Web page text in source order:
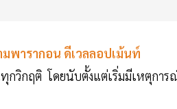
มพารากอน ดีเวลลอปเม้นท์
ทุกวิกฤติ โดยนับตั้งแต่เริ่มมีเหตุการ